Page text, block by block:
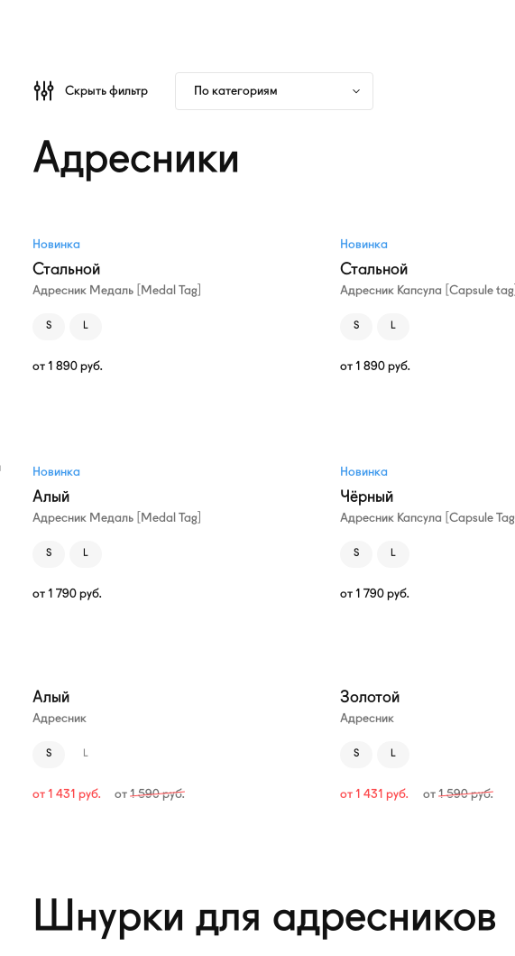
Скрыть фильтр По категориям
Адресники
Новинка
Стальной
Адресник Медаль [Medal Tag]
S L
от 1 890 руб.
Новинка
Стальной
Адресник Капсула [Capsule tag]
S L
от1 890руб.
Новинка
Алый
Адресник Медаль [Medal Tag]
S L
от 1 790 руб.
Новинка
Чёрный
Адресник Капсула [Capsule Tag]
S L
от1 790руб.
Алый
Адресник
S L
от 1 431 руб. от1 590руб.
Золотой
Адресник
S L
от1 431руб. от 1 590руб.
Шнурки для адресников